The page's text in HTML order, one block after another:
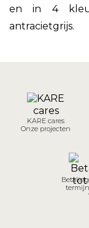
en in 4
antracietgrijs.
KARE cares
Onze projecten